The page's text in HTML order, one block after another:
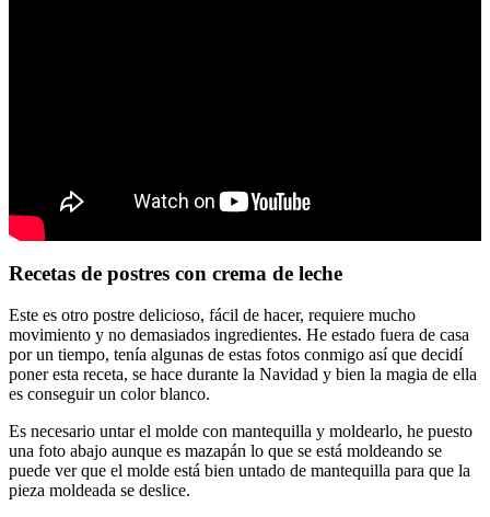
Recetas de postres con crema de leche
Este es otro postre delicioso, fácil de hacer, requiere mucho
movimiento y no demasiados ingredientes. He estado fuera de casa
por un tiempo, tenía algunas de estas fotos conmigo así que decidí
poner esta receta, se hace durante la Navidad y bien la magia de ella
es conseguir un color blanco.
Es necesario untar el molde con mantequilla y moldearlo, he puesto
una foto abajo aunque es mazapán lo que se está moldeando se
puede ver que el molde está bien untado de mantequilla para que la
pieza moldeada se deslice.